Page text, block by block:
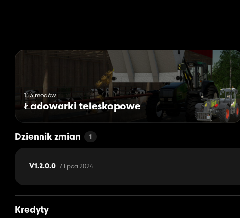
153 modów
Ładowarki teleskopowe
Dziennik zmian 1
V1.2.0.0 7 lipca 2024
Kredyty